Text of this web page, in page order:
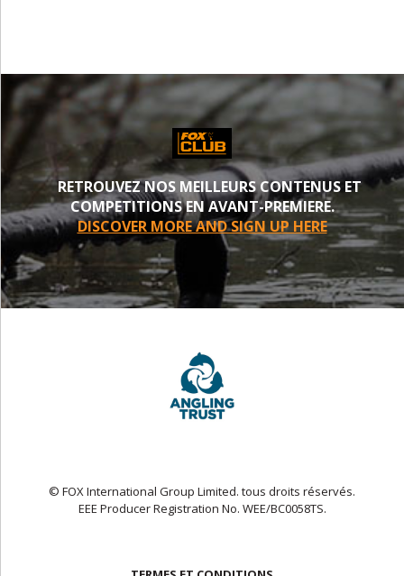
RETROUVEZ NOS MEILLEURS CONTENUS ET
COMPETITIONS EN AVANT-PREMIERE.
DISCOVER MORE AND SIGN UP HERE
© FOX International Group Limited. tous droits réservés.
EEE Producer Registration No. WEE/BC0058TS.